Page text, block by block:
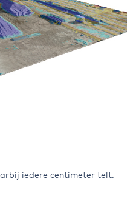
iedere centimeter telt.